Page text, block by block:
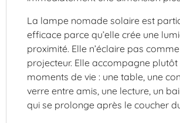
La lampe nomade solaire est
efficace parce qu’elle crée une
proximité. Elle n’éclaire pas
projecteur. Elle accompagne plutôt
moments de vie : une table, une
verre entre amis, une lecture, un
qui se prolonge après le coucher